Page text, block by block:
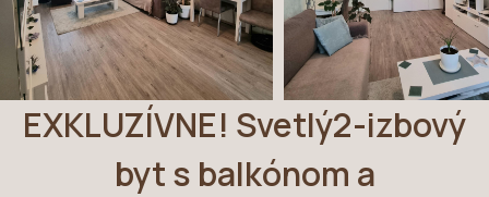
EXKLUZÍVNE! Svetlý2-izbový
byt s balkónom a